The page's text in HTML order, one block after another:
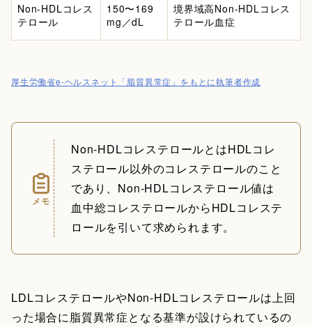
Non-HDLコレス
テロール
150〜169
mg／dL
境界域高Non-HDLコレス
テロール血症
厚生労働省e-ヘルスネット「脂質異常症」をもとに執筆者作成
メモ
Non-HDLコレステロールとはHDLコレ
ステロール以外のコレステロールのこと
であり、Non-HDLコレステロール値は
血中総コレステロールからHDLコレステ
ロールを引いて求められます。
LDLコレステロールやNon-HDLコレステロールは上回
った場合に脂質異常症となる基準が設けられているの